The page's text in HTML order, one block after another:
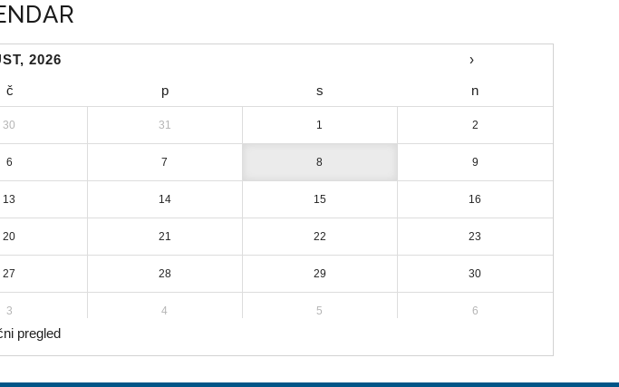
2026 ›
č p s n
30 31 1 2
6 7 8 9
13 14 15 16
20 21 22 23
27 28 29 30
3 4 5 6
pregled